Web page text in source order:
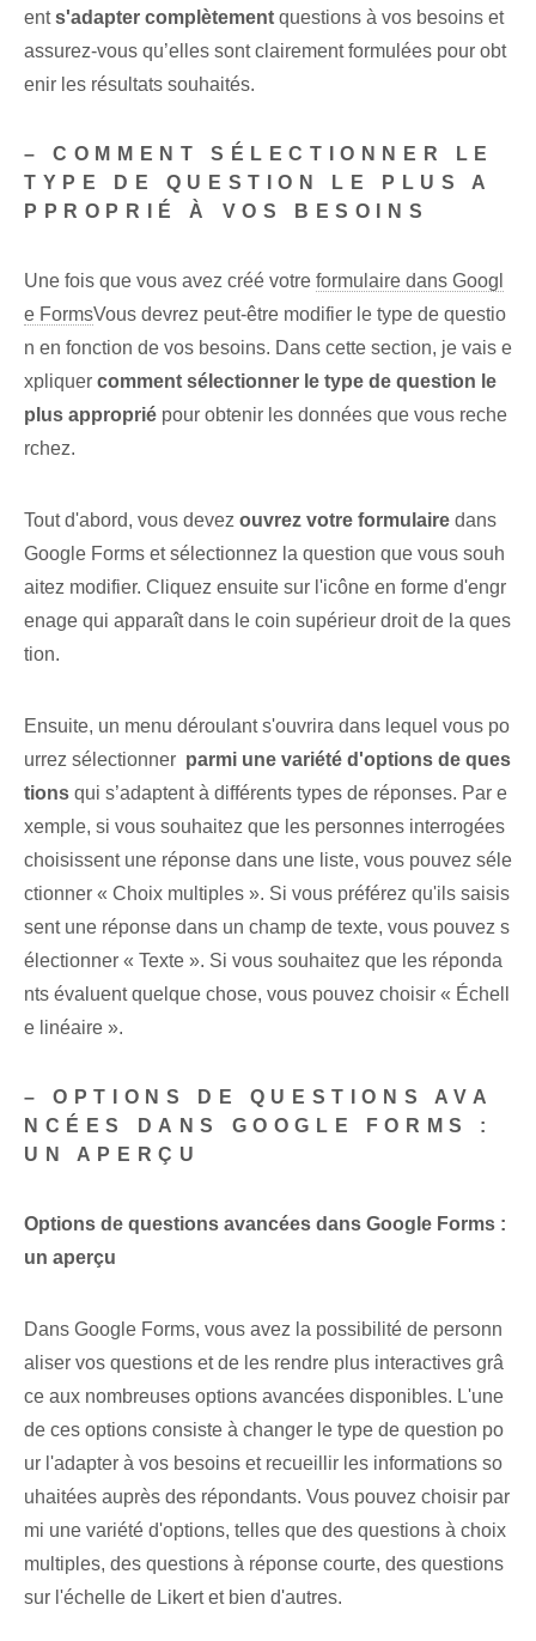
ents'adapter ⁢complètement questions à vos besoins et
assurez-vous qu’elles sont clairement formulées pour obt
enir les résultats souhaités.
– COMMENT SÉLECTIONNER LE
TYPE DE QUESTION LE PLUS A
PPROPRIÉ À VOS BESOINS
Une fois que vous avez créé votre formulaire dans Googl
e FormsVous devrez peut-être modifier le type de questio
n en fonction de vos besoins. Dans cette section, je vais e
xpliquer comment sélectionner le type de question le
plus approprié ‌pour obtenir les données que vous reche
rchez.
Tout d'abord, vous devez ouvrez votre formulaire dans
Google Forms et sélectionnez la question que vous souh
aitez modifier. Cliquez ensuite sur l'icône en forme d'engr
enage qui apparaît dans le coin supérieur droit de la ques
tion.
Ensuite, un menu déroulant s'ouvrira dans lequel vous po
urrez sélectionner ⁢ parmi une variété d'options de ques
tions⁤ qui s’adaptent à différents types de réponses. Par e
xemple, si vous souhaitez que les personnes interrogées
choisissent une réponse dans une liste⁤, vous pouvez séle
ctionner « Choix multiples ». Si vous préférez qu'ils saisis
sent une réponse dans un champ de texte, vous pouvez s
électionner « Texte ». Si vous souhaitez que les réponda
nts évaluent quelque chose, vous pouvez choisir « Échell
e linéaire ».
– OPTIONS DE QUESTIONS AVA
NCÉES DANS GOOGLE FORMS :
UN APERÇU
Options de questions avancées dans Google Forms :
un aperçu
Dans Google Forms, vous avez la possibilité de personn
aliser vos questions et de les rendre plus interactives grâ
ce aux nombreuses options avancées disponibles. L'une
de ces options consiste à changer le type de question po
ur l'adapter à vos besoins et recueillir les informations so
uhaitées auprès des répondants. Vous pouvez choisir par
mi une variété d'options, telles que des questions à choix
multiples, des questions à réponse courte, des questions
sur l'échelle de Likert et bien d'autres.